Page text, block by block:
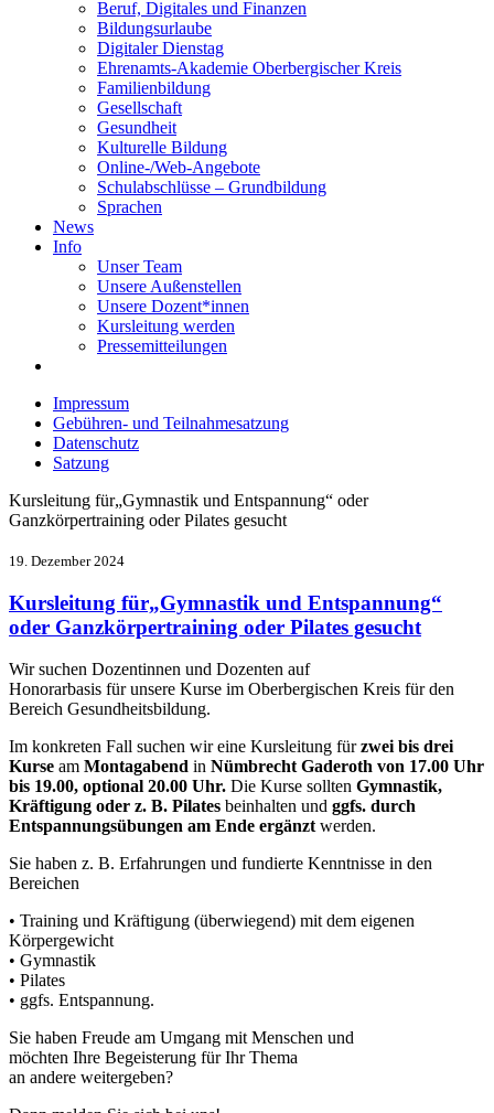
Beruf, Digitales und Finanzen
Bildungsurlaube
Digitaler Dienstag
Ehrenamts-Akademie Oberbergischer Kreis
Familienbildung
Gesellschaft
Gesundheit
Kulturelle Bildung
Online-/Web-Angebote
Schulabschlüsse – Grundbildung
Sprachen
News
Info
Unser Team
Unsere Außenstellen
Unsere Dozent*innen
Kursleitung werden
Pressemitteilungen
Impressum
Gebühren- und Teilnahmesatzung
Datenschutz
Satzung
Kursleitung für„Gymnastik und Entspannung“ oder
Ganzkörpertraining oder Pilates gesucht
19. Dezember 2024
Kursleitung für„Gymnastik und Entspannung“
oder Ganzkörpertraining oder Pilates gesucht
Wir suchen Dozentinnen und Dozenten auf
Honorarbasis für unsere Kurse im Oberbergischen Kreis für den
Bereich Gesundheitsbildung.
Im konkreten Fall suchen wir eine Kursleitung fürzwei bis drei
Kurse am Montagabend in Nümbrecht Gaderoth von 17.00 Uhr
bis 19.00, optional 20.00 Uhr. Die Kurse sollten Gymnastik,
Kräftigung oder z. B. Pilates beinhalten und ggfs. durch
Entspannungsübungen am Ende ergänztwerden.
Sie haben z. B. Erfahrungen und fundierte Kenntnisse in den
Bereichen
• Training und Kräftigung (überwiegend) mit dem eigenen
Körpergewicht
• Gymnastik
• Pilates
• ggfs. Entspannung.
Sie haben Freude am Umgang mit Menschen und
möchten Ihre Begeisterung für Ihr Thema
an andere weitergeben?